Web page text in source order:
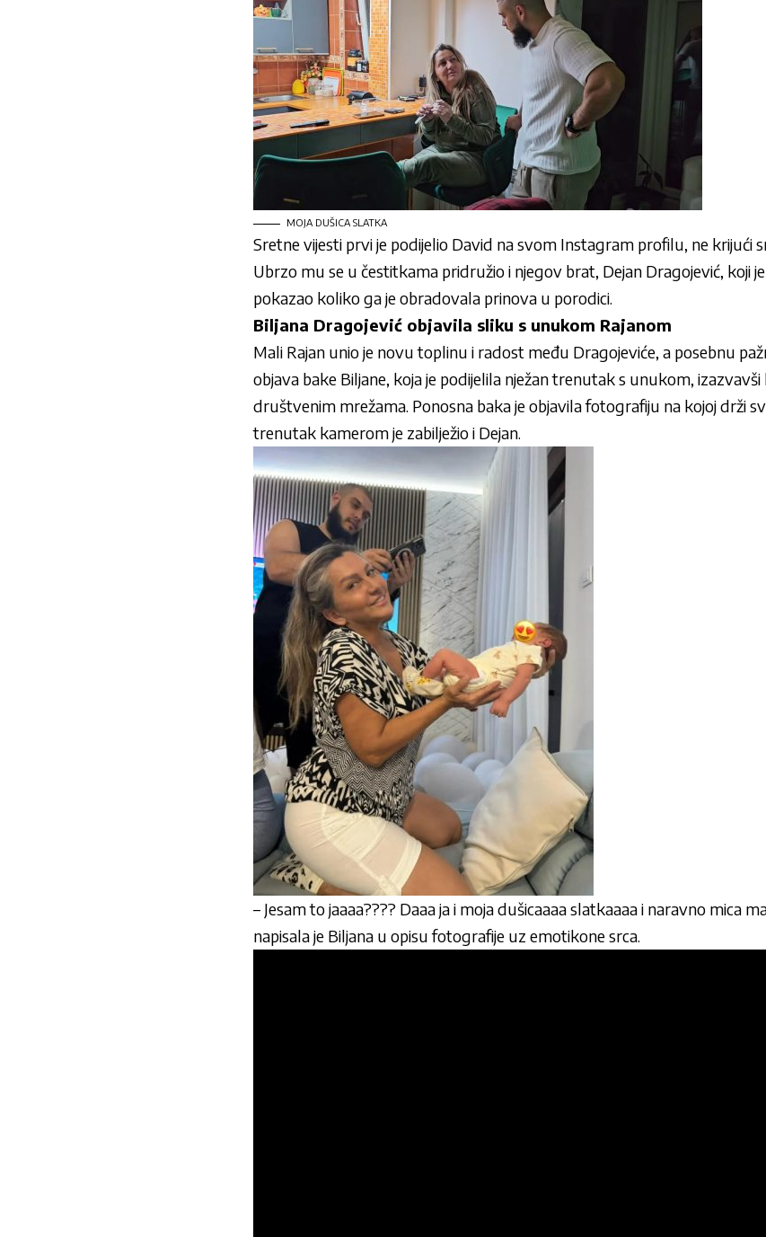
MOJA DUŠICA SLATKA
Sretne vijesti prvi je podijelio David na svom Instagram profilu, ne krijući
Ubrzo mu se u čestitkama pridružio i njegov brat, Dejan Dragojević, koji
pokazao koliko ga je obradovala prinova u porodici.
Biljana Dragojević objavila sliku s unukom Rajanom
Mali Rajan unio je novu toplinu i radost među Dragojeviće, a posebnu
objava bake Biljane, koja je podijelila nježan trenutak s unukom, izazvavši
društvenim mrežama. Ponosna baka je objavila fotografiju na kojoj drži
trenutak kamerom je zabilježio i Dejan.
– Jesam to jaaaa???? Daaa ja i moja dušicaaaa slatkaaaa i naravno mica
napisala je Biljana u opisu fotografije uz emotikone srca.